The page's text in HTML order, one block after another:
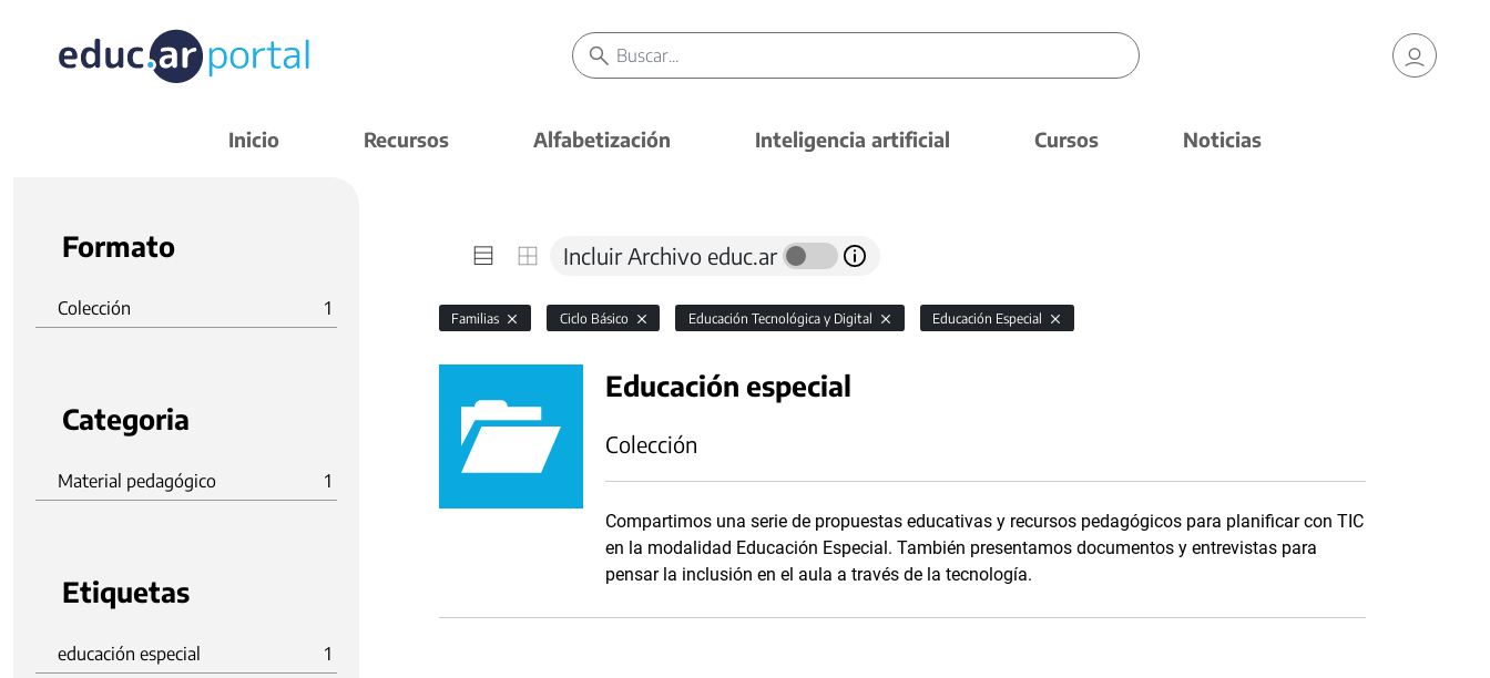
Inicio Recursos Alfabetización Inteligencia artificial Cursos Noticias
Formato
Colección 1
Categoria
Material pedagógico 1
Etiquetas
educación especial 1
Incluir Archivo educ.ar
Familias Ciclo Básico Educación Tecnológica y Digital Educación Especial
Educación especial
Colección
Compartimos una serie de propuestas educativas y recursos pedagógicos para planificar con TIC
en la modalidad Educación Especial. También presentamos documentos y entrevistas para
pensar la inclusión en el aula a través de la tecnología.